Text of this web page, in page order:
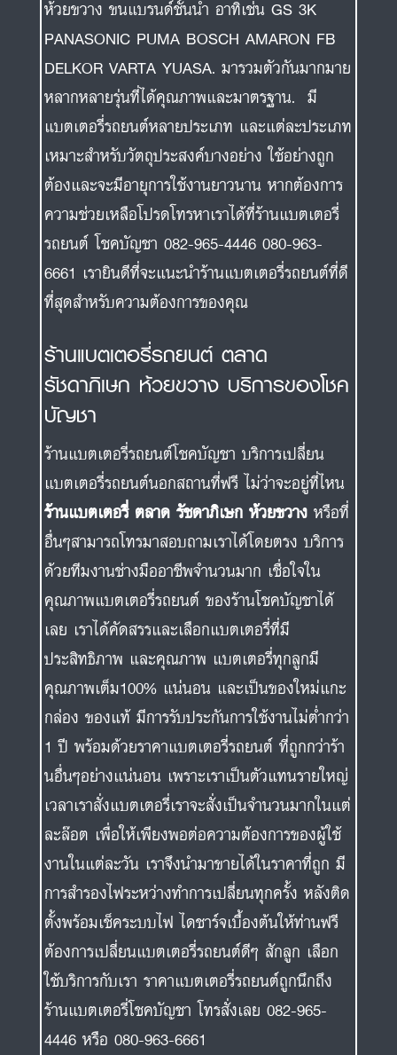
ห้วยขวาง ขนแบรนด์ชั้นนำ อาทิเช่น GS 3K
PANASONIC PUMA BOSCH AMARON FB
DELKOR VARTA YUASA. มารวมตัวกันมากมาย
หลากหลายรุ่นที่ได้คุณภาพและมาตรฐาน. มี
แบตเตอรี่รถยนต์หลายประเภท และแต่ละประเภท
เหมาะสำหรับวัตถุประสงค์บางอย่าง ใช้อย่างถูก
ต้องและจะมีอายุการใช้งานยาวนาน หากต้องการ
ความช่วยเหลือโปรดโทรหาเราได้ที่ร้านแบตเตอรี่
รถยนต์ โชคบัญชา 082-965-4446 080-963-
6661 เรายินดีที่จะแนะนำร้านแบตเตอรี่รถยนต์ที่ดี
ที่สุดสำหรับความต้องการของคุณ
ร้านแบตเตอรี่รถยนต์ ตลาด
รัชดาภิเษก ห้วยขวาง บริการของโชค
บัญชา
ร้านแบตเตอรี่รถยนต์โชคบัญชา บริการเปลี่ยน
แบตเตอรี่รถยนต์นอกสถานที่ฟรี ไม่ว่าจะอยู่ที่ไหน
ร้านแบตเตอรี่ ตลาด รัชดาภิเษก ห้วยขวาง หรือที่
อื่นๆสามารถโทรมาสอบถามเราได้โดยตรง บริการ
ด้วยทีมงานช่างมืออาชีพจำนวนมาก เชื่อใจใน
คุณภาพแบตเตอรี่รถยนต์ ของร้านโชคบัญชาได้
เลย เราได้คัดสรรและเลือกแบตเตอรี่ที่มี
ประสิทธิภาพ และคุณภาพ แบตเตอรี่ทุกลูกมี
คุณภาพเต็ม100% แน่นอน และเป็นของใหม่แกะ
กล่อง ของแท้ มีการรับประกันการใช้งานไม่ต่ำกว่า
1 ปี พร้อมด้วยราคาแบตเตอรี่รถยนต์ ที่ถูกกว่าร้า
นอื่นๆอย่างแน่นอน เพราะเราเป็นตัวแทนรายใหญ่
เวลาเราสั่งแบตเตอรี่เราจะสั่งเป็นจำนวนมากในแต่
ละล๊อต เพื่อให้เพียงพอต่อความต้องการของผู้ใช้
งานในแต่ละวัน เราจึงนำมาขายได้ในราคาที่ถูก มี
การสำรองไฟระหว่างทำการเปลี่ยนทุกครั้ง หลังติด
ตั้งพร้อมเช็คระบบไฟ ไดชาร์จเบื้องต้นให้ท่านฟรี
ต้องการเปลี่ยนแบตเตอรี่รถยนต์ดีๆ สักลูก เลือก
ใช้บริการกับเรา ราคาแบตเตอรี่รถยนต์ถูกนึกถึง
ร้านแบตเตอรี่โชคบัญชา โทรสั่งเลย 082-965-
4446 หรือ 080-963-6661